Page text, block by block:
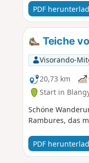
PDF
Teiche
Visorando-
20,73 km
Start in
Schöne
Rambures, das
PDF